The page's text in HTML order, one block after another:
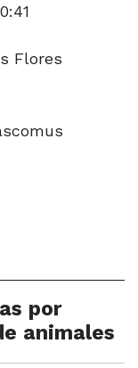
Flores
por
animales